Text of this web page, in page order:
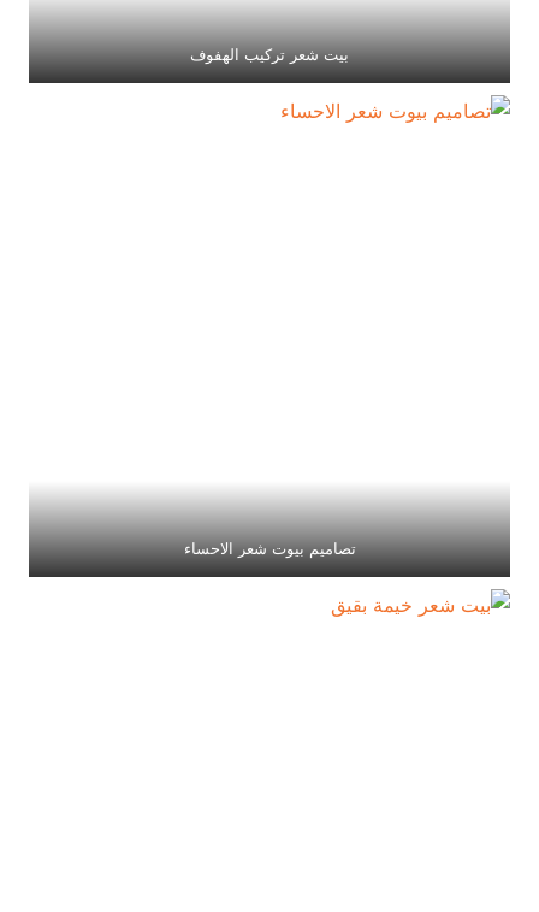
بيت شعر تركيب الهفوف
تصاميم بيوت شعر الاحساء